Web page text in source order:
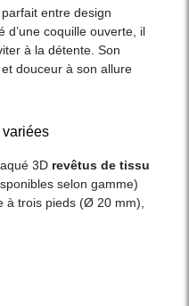
entre design
d’une coquille ouverte, il
à la détente. Son
douceur à son allure
variées
3D revêtus de tissu
selon gamme)
à trois pieds (Ø 20 mm),